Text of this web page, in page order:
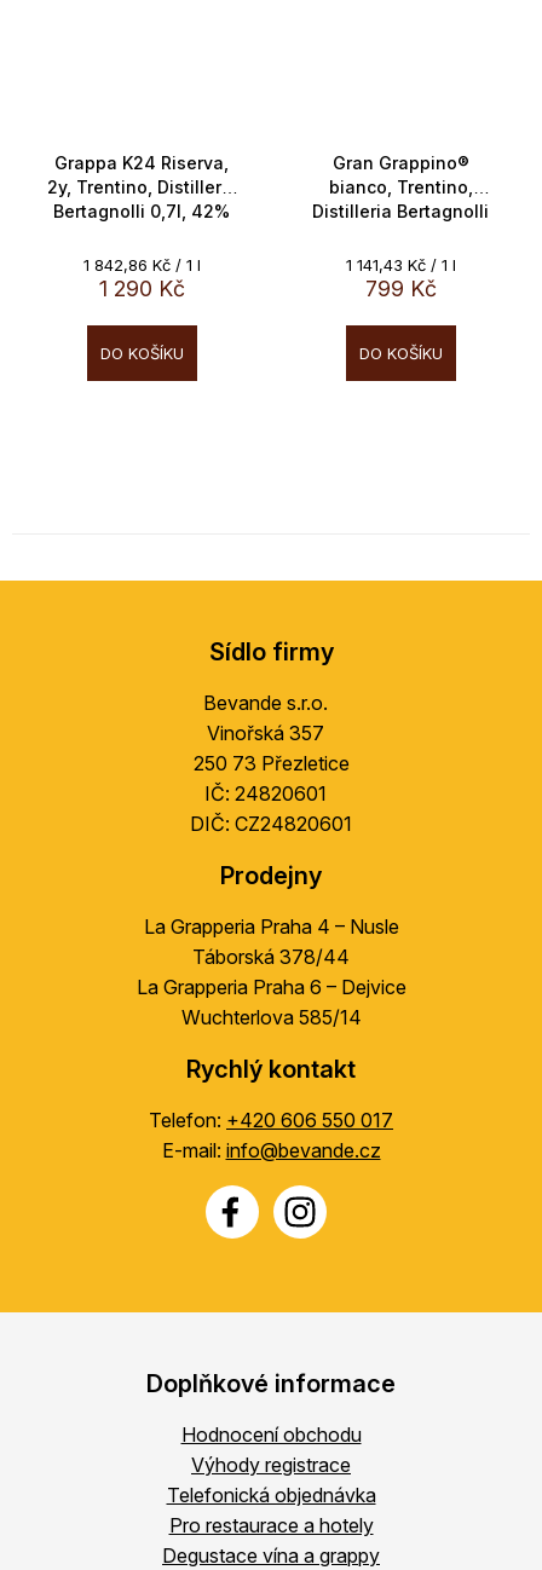
Grappa K24 Riserva,
2y, Trentino, Distilleria
Bertagnolli 0,7l, 42%
1 290 Kč
Měrná
cena:
1 842,86 Kč / 1 l
DO KOŠÍKU
Gran Grappino®
bianco, Trentino,
Distilleria Bertagnolli
799 Kč
Měrná
cena:
1 141,43 Kč / 1 l
DO KOŠÍKU
Sídlo firmy
Bevande s.r.o.
Vinořská 357
250 73 Přezletice
IČ: 24820601
DIČ: CZ24820601
Prodejny
La Grapperia Praha 4 – Nusle
Táborská 378/44
La Grapperia Praha 6 – Dejvice
Wuchterlova 585/14
Rychlý kontakt
Telefon: +420 606 550 017
E-mail: info@bevande.cz
Doplňkové informace
Hodnocení obchodu
Výhody registrace
Telefonická objednávka
Pro restaurace a hotely
Degustace vína a grappy